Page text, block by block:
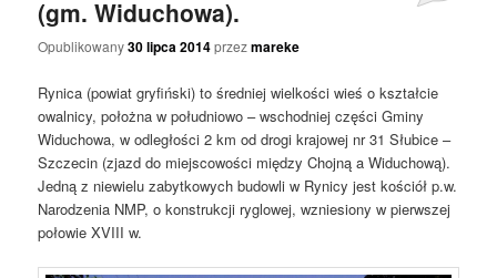
(gm. Widuchowa).
Opublikowany30 lipca 2014przezmareke
Rynica (powiat gryfiński) to średniej wielkości wieś o kształcie
owalnicy, położna w południowo – wschodniej części Gminy
Widuchowa, w odległości 2 km od drogi krajowej nr 31 Słubice –
Szczecin (zjazd do miejscowości między Chojną a Widuchową).
Jedną z niewielu zabytkowych budowli w Rynicy jest kościół p.w.
Narodzenia NMP, o konstrukcji ryglowej, wzniesiony w pierwszej
połowie XVIII w.